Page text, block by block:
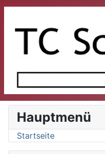
Hauptmenü
Startseite